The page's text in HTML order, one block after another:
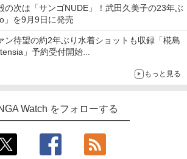
の次は「サンゴNUDE」！武田久美子の23年ぶ
」を9月9日に発売
ン待望の約2年ぶり水着ショットも収録「椛島
」予約受付開始
もっと見る
Watch をフォローする